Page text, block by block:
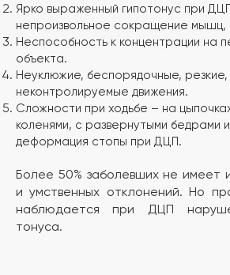
Ярко выраженный гипотонус при
непроизвольное сокращение мышц,
Неспособность к концентрации на
объекта.
Неуклюжие, беспорядочные, резкие,
неконтролируемые движения.
Сложности при ходьбе – на
коленями, с развернутыми бедрами
деформация стопы при ДЦП.
Более 50% заболевших не имеет
и умственных отклонений. Но
наблюдается при ДЦП
тонуса.